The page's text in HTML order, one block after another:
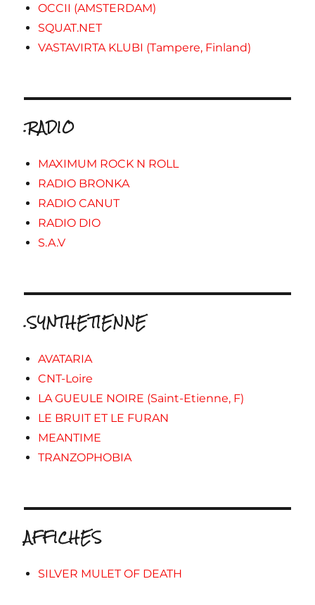
OCCII (AMSTERDAM)
SQUAT.NET
VASTAVIRTA KLUBI (Tampere, Finland)
.RADIO
MAXIMUM ROCK N ROLL
RADIO BRONKA
RADIO CANUT
RADIO DIO
S.A.V
.SYNTHETIENNE
AVATARIA
CNT-Loire
LA GUEULE NOIRE (Saint-Etienne, F)
LE BRUIT ET LE FURAN
MEANTIME
TRANZOPHOBIA
AFFICHES
SILVER MULET OF DEATH